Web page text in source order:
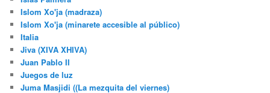
Islom Xo'ja (madraza)
Islom Xo'ja (minarete accesible al público)
Italia
Jiva (XIVA XHIVA)
Juan Pablo II
Juegos de luz
Juma Masjidi ((La mezquita del viernes)